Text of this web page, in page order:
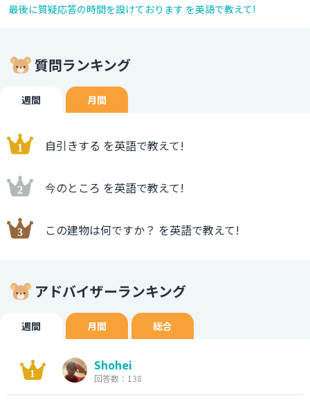
最後に質疑応答の時間を設けております を英語で教えて!
質問ランキング
週間 月間
自引きする を英語で教えて!
今のところ を英語で教えて!
この建物は何ですか？ を英語で教えて!
アドバイザーランキング
週間 月間 総合
Shohei
回答数：138